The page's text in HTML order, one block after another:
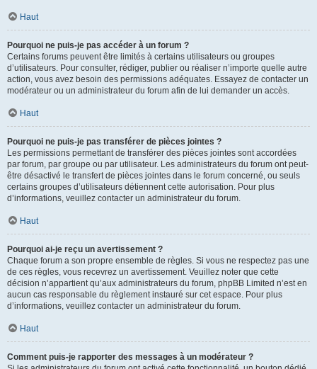
Haut
Pourquoi ne puis-je pas accéder à un forum ?
Certains forums peuvent être limités à certains utilisateurs ou groupes
d’utilisateurs. Pour consulter, rédiger, publier ou réaliser n’importe quelle autre
action, vous avez besoin des permissions adéquates. Essayez de contacter un
modérateur ou un administrateur du forum afin de lui demander un accès.
Haut
Pourquoi ne puis-je pas transférer de pièces jointes ?
Les permissions permettant de transférer des pièces jointes sont accordées
par forum, par groupe ou par utilisateur. Les administrateurs du forum ont peut-
être désactivé le transfert de pièces jointes dans le forum concerné, ou seuls
certains groupes d’utilisateurs détiennent cette autorisation. Pour plus
d’informations, veuillez contacter un administrateur du forum.
Haut
Pourquoi ai-je reçu un avertissement ?
Chaque forum a son propre ensemble de règles. Si vous ne respectez pas une
de ces règles, vous recevrez un avertissement. Veuillez noter que cette
décision n’appartient qu’aux administrateurs du forum, phpBB Limited n’est en
aucun cas responsable du règlement instauré sur cet espace. Pour plus
d’informations, veuillez contacter un administrateur du forum.
Haut
Comment puis-je rapporter des messages à un modérateur ?